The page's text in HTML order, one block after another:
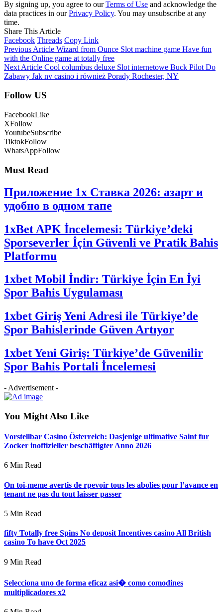
By signing up, you agree to ourTerms of Use and acknowledge the
data practices in ourPrivacy Policy. You may unsubscribe at any
time.
Share This Article
Facebook Threads Copy Link
Previous Article Wizard from Ounce Slot machine game Have fun
with the Online game at totally free
Next Article Cool columbus deluxe Slot internetowe Buck Pilot Do
Zabawy Jak nv casino i również Porady Rochester, NY
Follow US
FacebookLike
XFollow
YoutubeSubscribe
TiktokFollow
WhatsAppFollow
Must Read
Приложение 1x Ставка 2026: азарт и
удобно в одном тапе
1xBet APK İncelemesi: Türkiye’deki
Sporseverler İçin Güvenli ve Pratik Bahis
Platformu
1xbet Mobil İndir: Türkiye İçin En İyi
Spor Bahis Uygulaması
1xbet Giriş Yeni Adresi ile Türkiye’de
Spor Bahislerinde Güven Artıyor
1xbet Yeni Giriş: Türkiye’de Güvenilir
Spor Bahis Portali İncelemesi
- Advertisement -
You Might Also Like
Vorstellbar Casino Österreich: Dasjenige ultimative Saint fur
Zocker inoffizieller beschäftigter Anno 2026
6 Min Read
On toi-meme avertis de rpevoir tous les abolies pour l’avance en
tenant ne pas du tout laisser passer
5 Min Read
fifty Totally free Spins No deposit Incentives casino All British
casino To have Oct 2025
9 Min Read
Selecciona uno de forma eficaz asi� como comodines
multiplicadores x2